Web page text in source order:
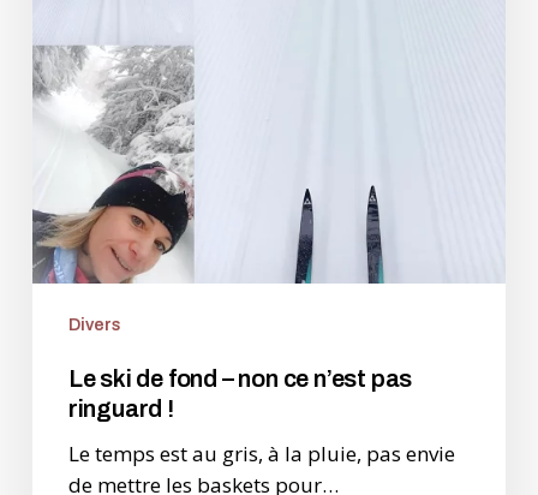
n’est
pas
ringuard
Divers
Le ski de fond – non ce n’est pas
ringuard !
Le temps est au gris, à la pluie, pas envie
de mettre les baskets pour…